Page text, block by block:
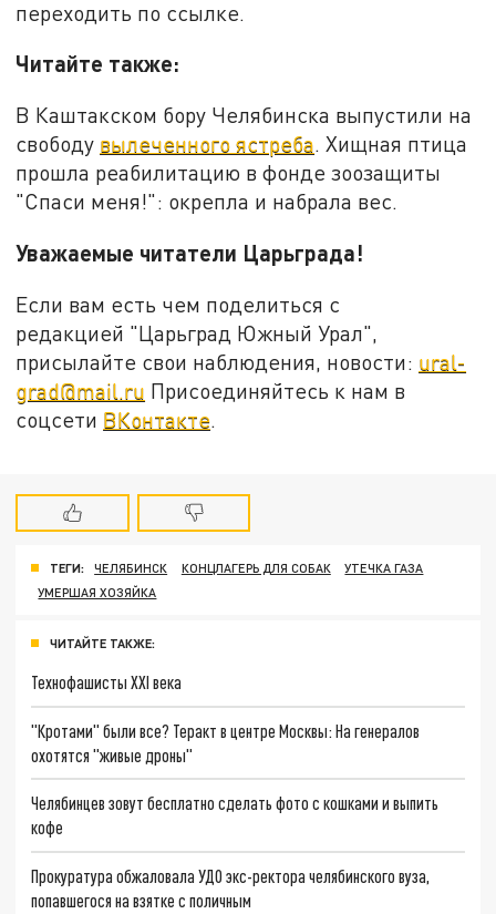
переходить по ссылке.
Читайте также:
В Каштакском бору Челябинска выпустили на
свободу вылеченного ястреба. Хищная птица
прошла реабилитацию в фонде зоозащиты
"Спаси меня!": окрепла и набрала вес.
Уважаемые читатели Царьграда!
Если вам есть чем поделиться с
редакцией "Царьград Южный Урал",
присылайте свои наблюдения, новости: ural-
grad@mail.ru Присоединяйтесь к нам в
соцсети ВКонтакте
ТЕГИ: ЧЕЛЯБИНСК КОНЦЛАГЕРЬ ДЛЯ СОБАК
УТЕЧКА ГАЗА
УМЕРШАЯ ХОЗЯЙКА
ЧИТАЙТЕ ТАКЖЕ:
Технофашисты XXI века
"Кротами" были все? Теракт в центре Москвы: На генералов
охотятся "живые дроны"
Челябинцев зовут бесплатно сделать фото с кошками и выпить
кофе
Прокуратура обжаловала УДО экс-ректора челябинского вуза,
попавшегося на взятке с поличным